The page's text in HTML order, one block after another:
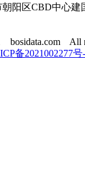
阳区CBD中心建
bosidata.com All
备2021002277号